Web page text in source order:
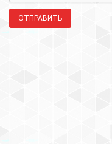
ОТПРАВИТЬ